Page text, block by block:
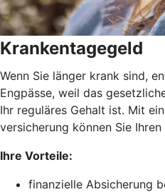
Krankentagegeld
Wenn Sie länger krank sind,
Engpässe, weil das
Ihr reguläres Gehalt ist. Mit
versicherung können Sie
Ihre Vorteile:
finanzielle Absicherung